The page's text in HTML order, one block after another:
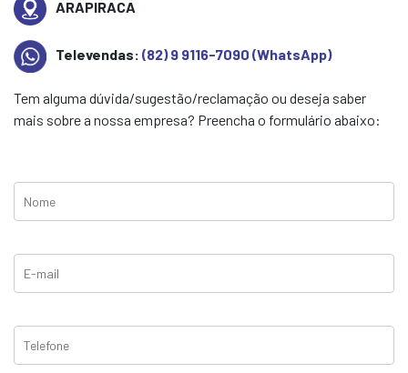
ARAPIRACA
Televendas: (82) 9 9116-7090 (WhatsApp)
Tem alguma dúvida/sugestão/reclamação ou deseja saber
mais sobre a nossa empresa? Preencha o formulário abaixo: